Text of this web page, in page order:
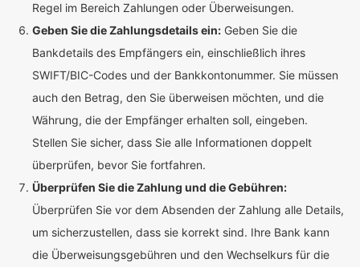
Regel im Bereich Zahlungen oder Überweisungen.
Geben Sie die Zahlungsdetails ein: Geben Sie die
Bankdetails des Empfängers ein, einschließlich ihres
SWIFT/BIC-Codes und der Bankkontonummer. Sie müssen
auch den Betrag, den Sie überweisen möchten, und die
Währung, die der Empfänger erhalten soll, eingeben.
Stellen Sie sicher, dass Sie alle Informationen doppelt
überprüfen, bevor Sie fortfahren.
Überprüfen Sie die Zahlung und die Gebühren:
Überprüfen Sie vor dem Absenden der Zahlung alle Details,
um sicherzustellen, dass sie korrekt sind. Ihre Bank kann
die Überweisungsgebühren und den Wechselkurs für die